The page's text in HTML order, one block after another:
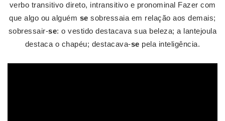
verbo transitivo direto, intransitivo e pronominal Fazer com
que algo ou alguém se sobressaia em relação aos demais;
sobressair-se: o vestido destacava sua beleza; a lantejoula
destaca o chapéu; destacava-se pela inteligência.